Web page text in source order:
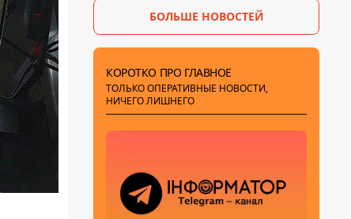
БОЛЬШЕ НОВОСТЕЙ
КОРОТКО ПРО ГЛАВНОЕ
ТОЛЬКО ОПЕРАТИВНЫЕ НОВОСТИ,
НИЧЕГО ЛИШНЕГО